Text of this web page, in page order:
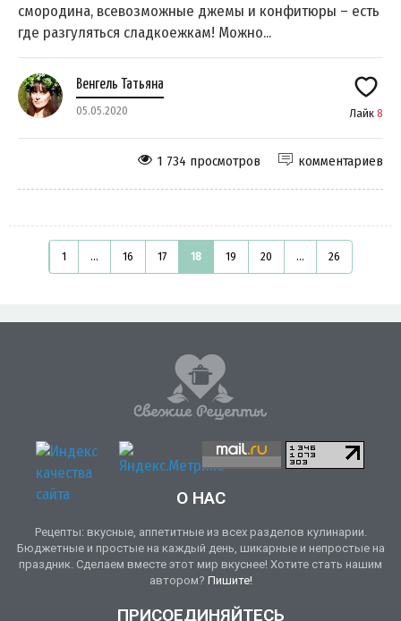
смородина, всевозможные джемы и конфитюры – есть
где разгуляться сладкоежкам! Можно...
Венгель Татьяна
05.05.2020 Лайк 8
комментариев
1 734 просмотров
1 ... 16 17 18 19 20 ... 26
О НАС
Рецепты: вкусные, аппетитные из всех разделов кулинарии.
Бюджетные и простые на каждый день, шикарные и непростые на
праздник. Сделаем вместе этот мир вкуснее! Хотите стать нашим
автором? Пишите!
ПРИСОЕДИНЯЙТЕСЬ